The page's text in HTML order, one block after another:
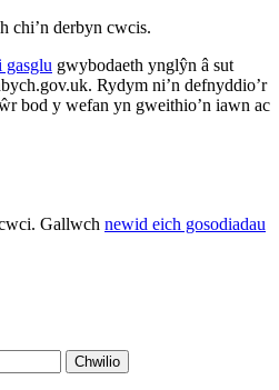
chi’n derbyn cwcis.
gasglu gwybodaeth ynglŷn â sut
Rydym ni’n defnyddio’r
bod y wefan yn gweithio’n iawn ac
Gallwch newid eich gosodiadau
Chwilio